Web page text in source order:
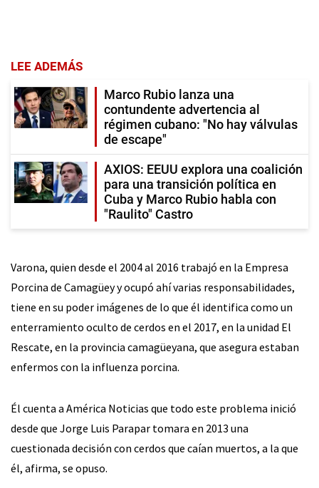
LEE ADEMÁS
Marco Rubio lanza una
contundente advertencia al
régimen cubano: "No hay válvulas
de escape"
AXIOS: EEUU explora una coalición
para una transición política en
Cuba y Marco Rubio habla con
"Raulito" Castro
Varona, quien desde el 2004 al 2016 trabajó en la Empresa
Porcina de Camagüey y ocupó ahí varias responsabilidades,
tiene en su poder imágenes de lo que él identifica como un
enterramiento oculto de cerdos en el 2017, en la unidad El
Rescate, en la provincia camagüeyana, que asegura estaban
enfermos con la influenza porcina.
Él cuenta a América Noticias que todo este problema inició
desde que Jorge Luis Parapar tomara en 2013 una
cuestionada decisión con cerdos que caían muertos, a la que
él, afirma, se opuso.